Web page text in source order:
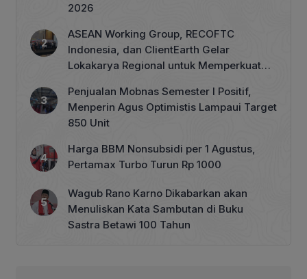
2026
ASEAN Working Group, RECOFTC
Indonesia, dan ClientEarth Gelar
Lokakarya Regional untuk Memperkuat
Penjualan Mobnas Semester I Positif,
Menperin Agus Optimistis Lampaui Target
850 Unit
Harga BBM Nonsubsidi per 1 Agustus,
Pertamax Turbo Turun Rp 1000
Wagub Rano Karno Dikabarkan akan
Menuliskan Kata Sambutan di Buku
Sastra Betawi 100 Tahun